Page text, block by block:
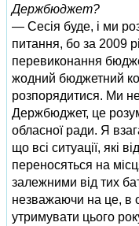
Держбюджет?
— Сесія буде, і ми
питання, бо за 2009
перевиконання
жодний бюджетний
розпорядитися. Ми
Держбюджет, це
обласної ради. Я
що всі ситуації, які
переносяться на
залежними від тих
незважаючи на це, в
утримувати цього